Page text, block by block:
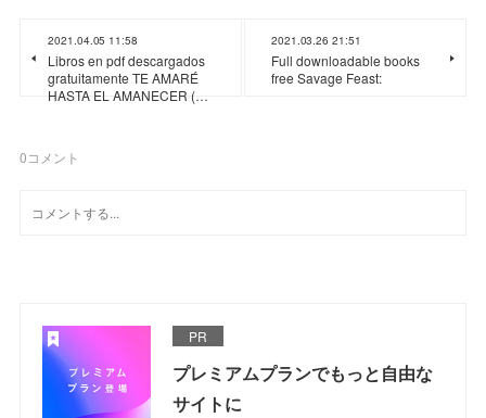
2021.04.05 11:58
Libros en pdf descargados
gratuitamente TE AMARÉ
HASTA EL AMANECER (…
2021.03.26 21:51
Full downloadable books
free Savage Feast:
0コメント
PR
プレミアムプランでもっと自由な
サイトに